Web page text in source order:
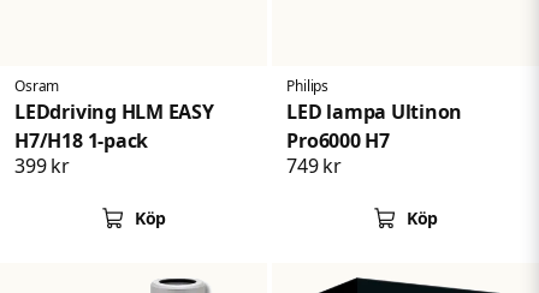
Osram
LEDdriving HLM EASY
H7/H18 1-pack
399 kr
Köp
Philips
LED lampa Ultinon
Pro6000 H7
749 kr
Köp